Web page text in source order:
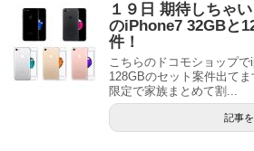
１９日 期待しちゃ
のiPhone7 32GBと
件！
こちらのドコモショップ
128GBのセット案件出て
限定で家族まとめて割...
記事